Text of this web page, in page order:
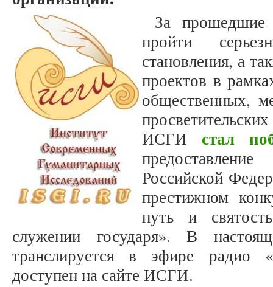
За прошедшие
пройти
становления, а
проектов в
общественных,
ИСГИ стал
Российской
престижном
путь и
служении государя». В
транслируется в эфире радио
доступен на сайте ИСГИ.